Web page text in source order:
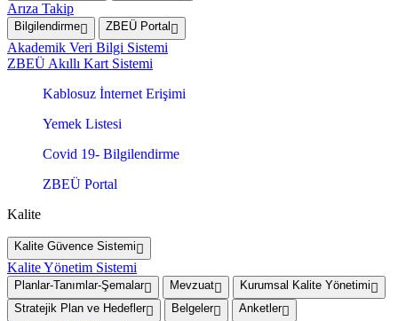
Arıza Takip
Bilgilendirme ZBEÜ Portal
Akademik Veri Bilgi Sistemi
ZBEÜ Akıllı Kart Sistemi
Kablosuz İnternet Erişimi
Yemek Listesi
Covid 19- Bilgilendirme
ZBEÜ Portal
Kalite
Kalite Güvence Sistemi
Kalite Yönetim Sistemi
Planlar-Tanımlar-Şemalar Mevzuat
Kurumsal Kalite Yönetimi
Stratejik Plan ve Hedefler
Belgeler Anketler